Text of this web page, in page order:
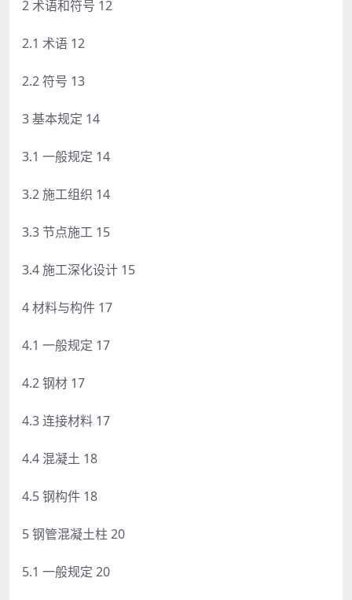
2 术语和符号 12
2.1 术语 12
2.2 符号 13
3 基本规定 14
3.1 一般规定 14
3.2 施工组织 14
3.3 节点施工 15
3.4 施工深化设计 15
4 材料与构件 17
4.1 一般规定 17
4.2 钢材 17
4.3 连接材料 17
4.4 混凝土 18
4.5 钢构件 18
5 钢管混凝土柱 20
5.1 一般规定 20